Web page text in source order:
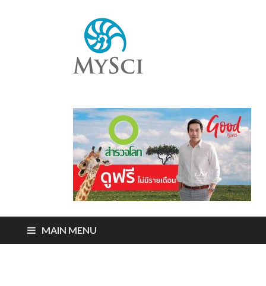
MAIN MENU